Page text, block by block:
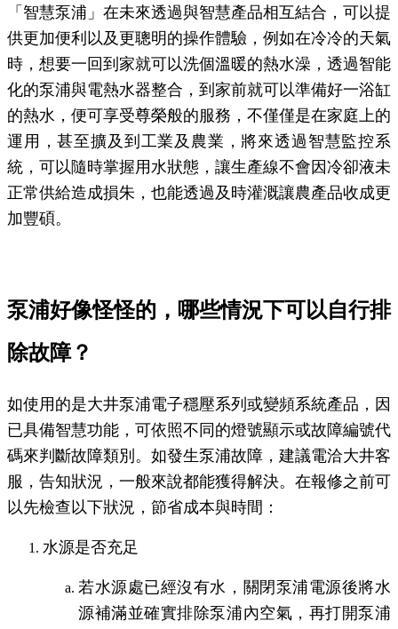
「智慧泵浦」在未來透過與智慧產品相互結合，可以提
供更加便利以及更聰明的操作體驗，例如在冷冷的天氣
時，想要一回到家就可以洗個溫暖的熱水澡，透過智能
化的泵浦與電熱水器整合，到家前就可以準備好一浴缸
的熱水，便可享受尊榮般的服務，不僅僅是在家庭上的
運用，甚至擴及到工業及農業，將來透過智慧監控系
統，可以隨時掌握用水狀態，讓生產線不會因冷卻液未
正常供給造成損朱，也能透過及時灌溉讓農產品收成更
加豐碩。
泵浦好像怪怪的，哪些情況下可以自行排
除故障？
如使用的是大井泵浦電子穩壓系列或變頻系統產品，因
已具備智慧功能，可依照不同的燈號顯示或故障編號代
碼來判斷故障類別。如發生泵浦故障，建議電洽大井客
服，告知狀況，一般來說都能獲得解決。在報修之前可
以先檢查以下狀況，節省成本與時間：
水源是否充足
若水源處已經沒有水，關閉泵浦電源後將水
源補滿並確實排除泵浦內空氣，再打開泵浦